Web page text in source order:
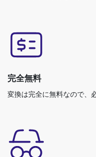
完全無料
変換は完全に無料なので、